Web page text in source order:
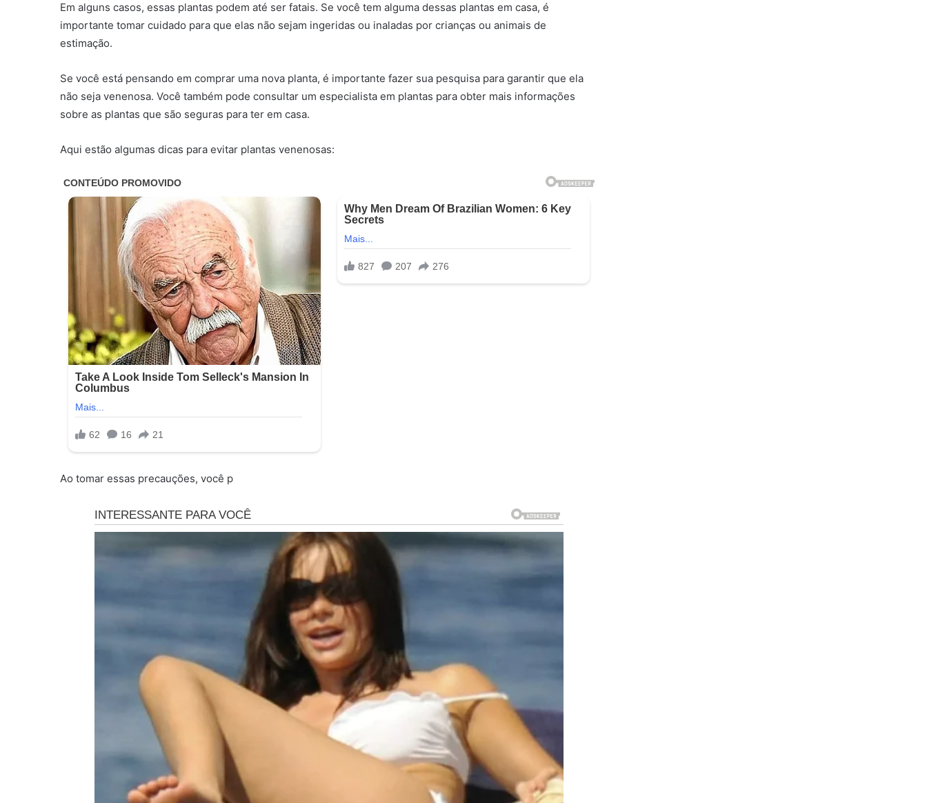
Em alguns casos, essas plantas podem até ser fatais. Se você tem alguma dessas plantas em casa, é
importante tomar cuidado para que elas não sejam ingeridas ou inaladas por crianças ou animais de
estimação.
Se você está pensando em comprar uma nova planta, é importante fazer sua pesquisa para garantir que ela
não seja venenosa. Você também pode consultar um especialista em plantas para obter mais informações
sobre as plantas que são seguras para ter em casa.
Aqui estão algumas dicas para evitar plantas venenosas:
Ao tomar essas precauções, você p